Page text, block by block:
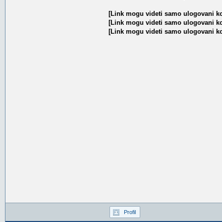
[Link mogu videti samo ulogovani
[Link mogu videti samo ulogovani
[Link mogu videti samo ulogovani
Profil